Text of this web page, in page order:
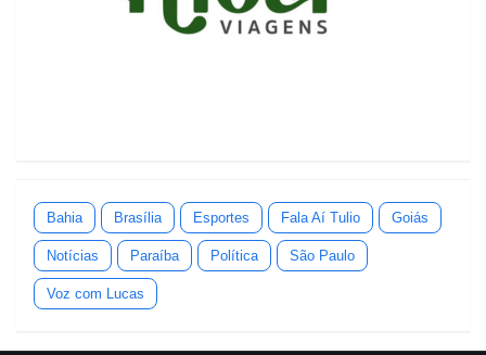
Bahia Brasília Esportes Fala Aí Tulio Goiás
Notícias Paraíba Política São Paulo
Voz com Lucas